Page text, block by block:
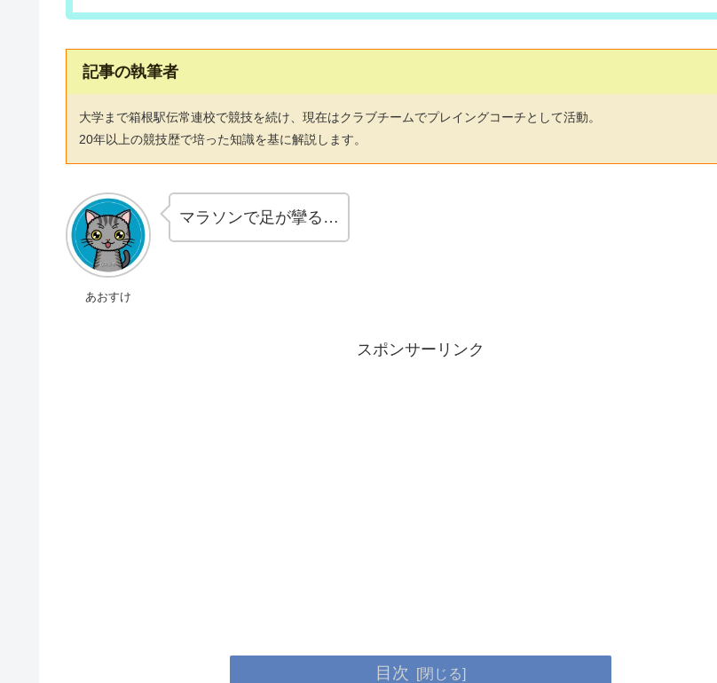
記事の執筆者
大学まで箱根駅伝常連校で競技を続け、現在はクラブチームでプレイングコーチとして活動。
20年以上の競技歴で培った知識を基に解説します。
あおすけ
マラソンで足が攣る…
スポンサーリンク
目次